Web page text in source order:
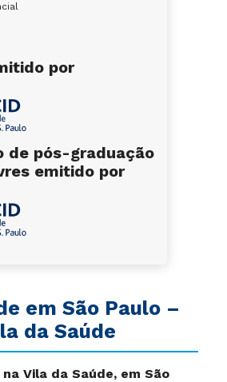
em São Paulo–
da Saúde
Vila da Saúde, em São
por
de pós-graduação
emitido por